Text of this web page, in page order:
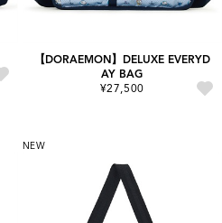
【DORAEMON】DELUXE EVERYD
AY BAG
¥27,500
NEW